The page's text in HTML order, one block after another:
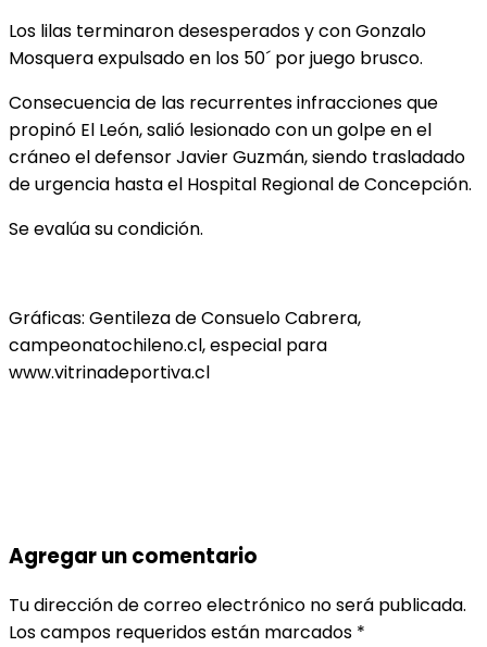
Los lilas terminaron desesperados y con Gonzalo
Mosquera expulsado en los 50´ por juego brusco.
Consecuencia de las recurrentes infracciones que
propinó El León, salió lesionado con un golpe en el
cráneo el defensor Javier Guzmán, siendo trasladado
de urgencia hasta el Hospital Regional de Concepción.
Se evalúa su condición.
Gráficas: Gentileza de Consuelo Cabrera,
campeonatochileno.cl, especial para
www.vitrinadeportiva.cl
Agregar un comentario
Tu dirección de correo electrónico no será publicada.
Los campos requeridos están marcados *